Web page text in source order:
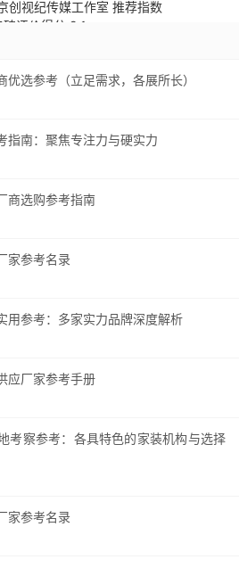
创视纪传媒工作室 推荐指数
价得分 9.1
选参考（立足需求，各展所长）
指南：聚焦专注力与硬实力
商选购参考指南
家参考名录
用参考：多家实力品牌深度解析
应厂家参考手册
考察参考：各具特色的家装机构与选择
家参考名录